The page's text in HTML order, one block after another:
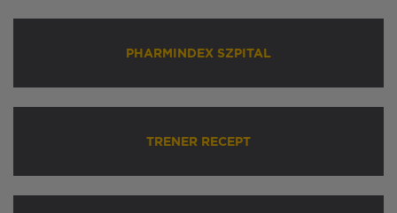
PHARMINDEX SZPITAL
TRENER RECEPT